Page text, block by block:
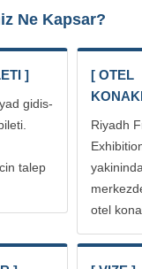
Ne Kapsar?
]
gidis-
talep
[ OTEL
Riyadh
otel